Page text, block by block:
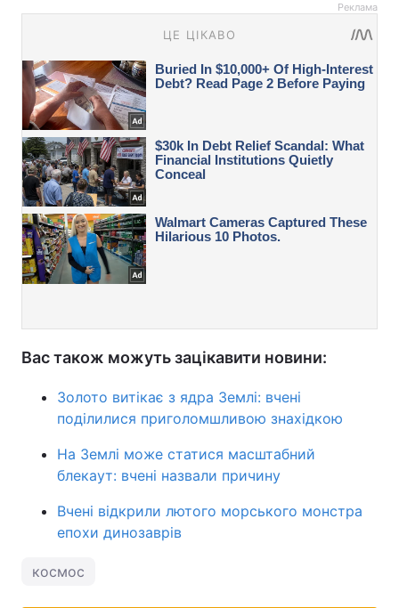
Реклама
Вас також можуть зацікавити новини:
Золото витікає з ядра Землі: вчені
поділилися приголомшливою знахідкою
На Землі може статися масштабний
блекаут: вчені назвали причину
Вчені відкрили лютого морського монстра
епохи динозаврів
космос